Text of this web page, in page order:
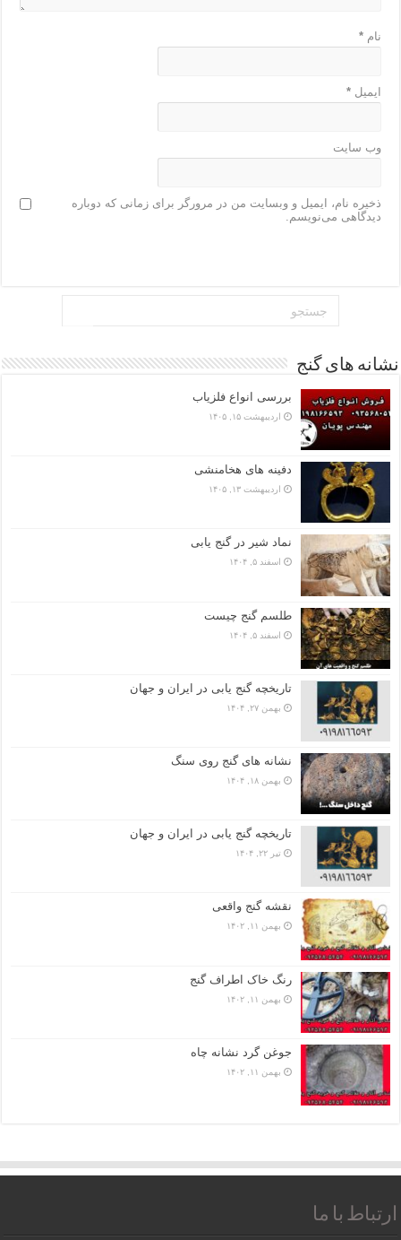
نام*
ایمیل*
وب‌ سایت
ذخیره نام، ایمیل و وبسایت من در مرورگر برای زمانی که دوباره
دیدگاهی می‌نویسم.
نشانه های گنج
بررسی انواع فلزیاب
اردیبهشت ۱۵, ۱۴۰۵
دفینه های هخامنشی
اردیبهشت ۱۳, ۱۴۰۵
نماد شیر در گنج یابی
اسفند ۵, ۱۴۰۴
طلسم گنج چیست
اسفند ۵, ۱۴۰۴
تاریخچه گنج‌ یابی در ایران و جهان
بهمن ۲۷, ۱۴۰۴
نشانه های گنج روی سنگ
بهمن ۱۸, ۱۴۰۴
تاریخچه گنج‌ یابی در ایران و جهان
تیر ۲۲, ۱۴۰۴
نقشه گنج واقعی
بهمن ۱۱, ۱۴۰۲
رنگ خاک اطراف گنج
بهمن ۱۱, ۱۴۰۲
جوغن گرد نشانه چاه
بهمن ۱۱, ۱۴۰۲
ارتباط با ما